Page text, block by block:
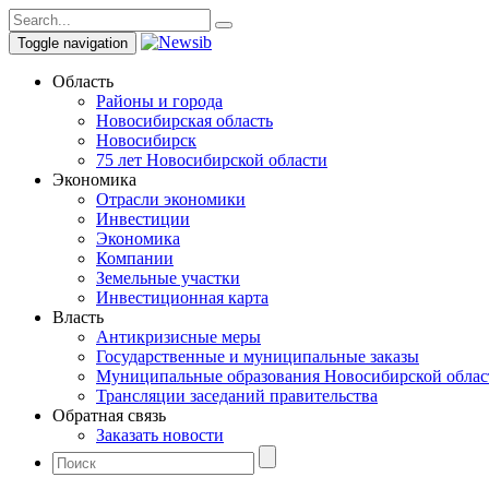
Toggle navigation
Область
Районы и города
Новосибирская область
Новосибирск
75 лет Новосибирской области
Экономика
Отрасли экономики
Инвестиции
Экономика
Компании
Земельные участки
Инвестиционная карта
Власть
Антикризисные меры
Государственные и муниципальные заказы
Муниципальные образования Новосибирской
Трансляции заседаний правительства
Обратная связь
Заказать новости